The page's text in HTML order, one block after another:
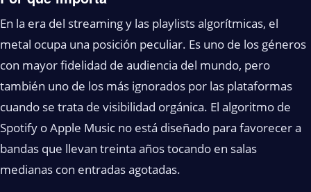
En la era del streaming y las playlists algorítmicas, el
metal ocupa una posición peculiar. Es uno de los géneros
con mayor fidelidad de audiencia del mundo, pero
también uno de los más ignorados por las plataformas
cuando se trata de visibilidad orgánica. El algoritmo de
Spotify o Apple Music no está diseñado para favorecer a
bandas que llevan treinta años tocando en salas
medianas con entradas agotadas.